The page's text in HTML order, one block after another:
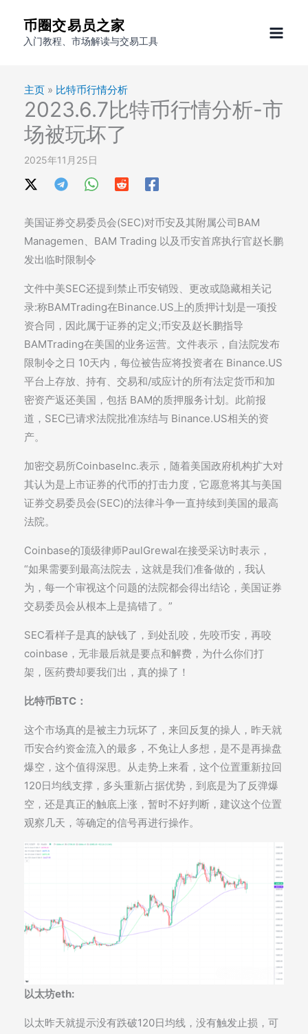
币圈交易员之家
入门教程、市场解读与交易工具
主页 » 比特币行情分析
2023.6.7比特币行情分析-市
场被玩坏了
2025年11月25日
美国证券交易委员会(SEC)对币安及其附属公司BAM
Managemen、BAM Trading 以及币安首席执行官赵长鹏
发出临时限制令
文件中美SEC还提到禁止币安销毁、更改或隐藏相关记
录:称BAMTrading在Binance.US上的质押计划是一项投
资合同，因此属于证券的定义;币安及赵长鹏指导
BAMTrading在美国的业务运营。文件表示，自法院发布
限制令之日 10天内，每位被告应将投资者在 Binance.US
平台上存放、持有、交易和/或应计的所有法定货币和加
密资产返还美国，包括 BAM的质押服务计划。此前报
道，SEC已请求法院批准冻结与 Binance.US相关的资
产。
加密交易所CoinbaseInc.表示，随着美国政府机构扩大对
其认为是上市证券的代币的打击力度，它愿意将其与美国
证券交易委员会(SEC)的法律斗争一直持续到美国的最高
法院。
Coinbase的顶级律师PaulGrewal在接受采访时表示，
“如果需要到最高法院去，这就是我们准备做的，我认
为，每一个审视这个问题的法院都会得出结论，美国证券
交易委员会从根本上是搞错了。”
SEC看样子是真的缺钱了，到处乱咬，先咬币安，再咬
coinbase，无非最后就是要点和解费，为什么你们打
架，医药费却要我们出，真的操了！
比特币BTC：
这个市场真的是被主力玩坏了，来回反复的操人，昨天就
币安合约资金流入的最多，不免让人多想，是不是再操盘
爆空，这个值得深思。从走势上来看，这个位置重新拉回
120日均线支撑，多头重新占据优势，到底是为了反弹爆
空，还是真正的触底上涨，暂时不好判断，建议这个位置
观察几天，等确定的信号再进行操作。
以太坊eth:
以太昨天就提示没有跌破120日均线，没有触发止损，可